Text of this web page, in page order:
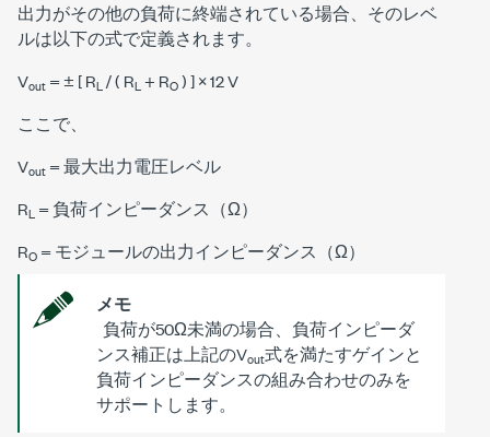
出力がその他の負荷に終端されている場合、そのレベ
ルは以下の式で定義されます。
Vout = ± [ RL/ ( RL+ RO) ] × 12 V
ここで、
Vout = 最大出力電圧レベル
RL = 負荷インピーダンス（Ω）
RO = モジュールの出力インピーダンス（Ω）
メモ
負荷が50Ω未満の場合、負荷インピーダ
ンス補正は上記のVout式を満たすゲインと
負荷インピーダンスの組み合わせのみを
サポートします。